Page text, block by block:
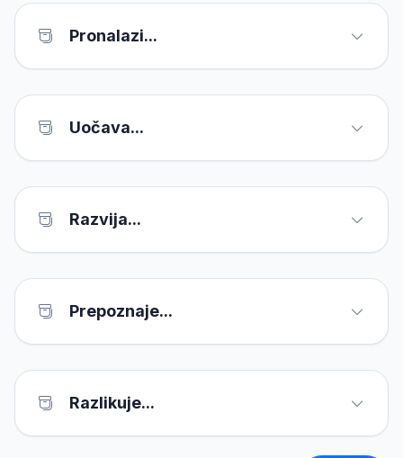
Pronalazi...
Uočava...
Razvija...
Prepoznaje...
Razlikuje...